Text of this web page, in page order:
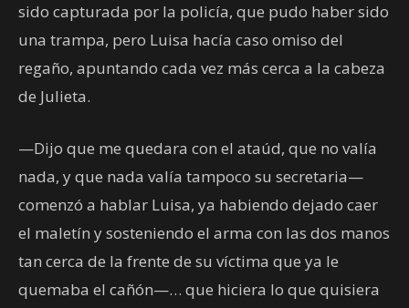
sido capturada por la policía, que pudo haber sido
una trampa, pero Luisa hacía caso omiso del
regaño, apuntando cada vez más cerca a la cabeza
de Julieta.
—Dijo que me quedara con el ataúd, que no valía
nada, y que nada valía tampoco su secretaria—
comenzó a hablar Luisa, ya habiendo dejado caer
el maletín y sosteniendo el arma con las dos manos
tan cerca de la frente de su víctima que ya le
quemaba el cañón—… que hiciera lo que quisiera